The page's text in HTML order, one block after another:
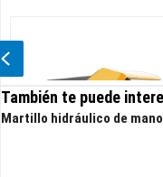
Previous
También te puede
Martillo hidráulico de